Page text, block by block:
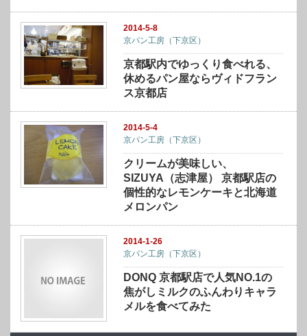
2014-5-8
京パン工房（下京区）
京都駅内でゆっくり食べれる、
休めるパン屋ならヴィドフラン
ス京都店
2014-5-4
京パン工房（下京区）
クリームが美味しい、
SIZUYA（志津屋） 京都駅店の
個性的なレモンケーキと北海道
メロンパン
2014-1-26
京パン工房（下京区）
DONQ 京都駅店で人気NO.1の
焦がしミルクのふんわりキャラ
メルを食べてみた